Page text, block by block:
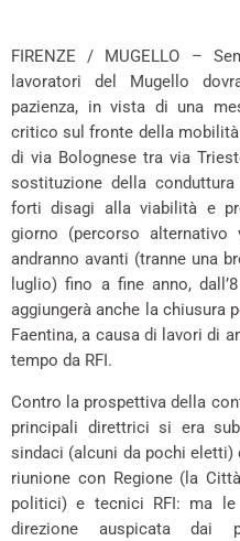
FIRENZE / MUGELLO –
lavoratori del Mugello
pazienza, in vista di una
critico sul fronte della
di via Bolognese tra via
sostituzione della
forti disagi alla viabilità e
giorno (percorso alternativo
andranno avanti (tranne una
luglio) fino a fine anno,
aggiungerà anche la chiusura
Faentina, a causa di lavori di
tempo da RFI.
Contro la prospettiva della
principali direttrici si era
sindaci (alcuni da pochi eletti)
riunione con Regione (la
politici) e tecnici RFI: ma
direzione auspicata dai